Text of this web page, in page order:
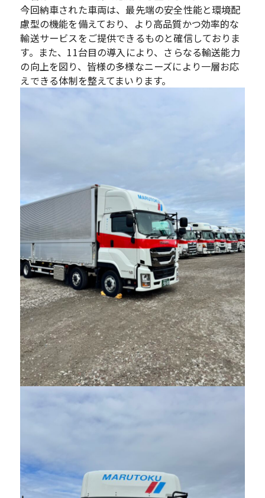
今回納車された車両は、最先端の安全性能と環境配
慮型の機能を備えており、より高品質かつ効率的な
輸送サービスをご提供できるものと確信しておりま
す。また、11台目の導入により、さらなる輸送能力
の向上を図り、皆様の多様なニーズにより一層お応
えできる体制を整えてまいります。